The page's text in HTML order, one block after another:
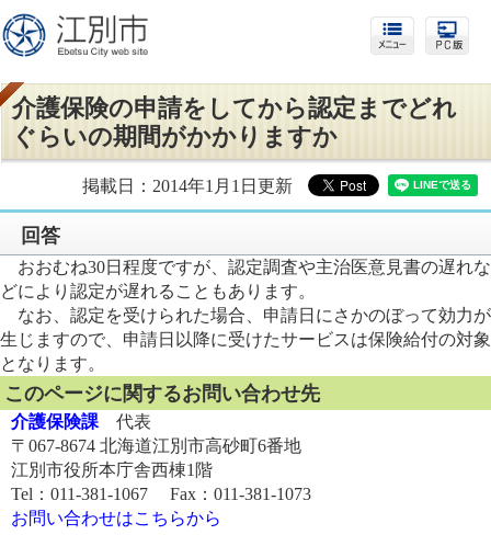
介護保険の申請をしてから認定までどれ
ぐらいの期間がかかりますか
掲載日：2014年1月1日更新
回答
おおむね30日程度ですが、認定調査や主治医意見書の遅れな
どにより認定が遅れることもあります。
なお、認定を受けられた場合、申請日にさかのぼって効力が
生じますので、申請日以降に受けたサービスは保険給付の対象
となります。
このページに関するお問い合わせ先
介護保険課代表
〒067-8674 北海道江別市高砂町6番地
江別市役所本庁舎西棟1階
Tel：011-381-1067 Fax：011-381-1073
お問い合わせはこちらから